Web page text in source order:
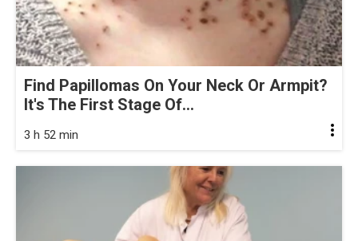
Find Papillomas On Your Neck Or Armpit?
It's The First Stage Of...
3 h 52 min